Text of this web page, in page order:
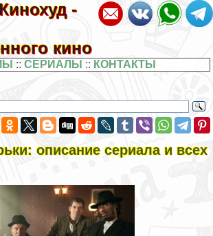
Кинохуд -
кино
:: СЕРИАЛЫ :: КОНТАКТЫ
описание сериала и всех